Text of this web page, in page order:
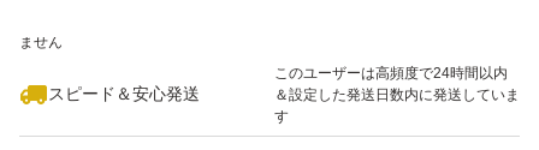
ません
スピード＆安心発送
このユーザーは高頻度で24時間以内
＆設定した発送日数内に発送していま
す